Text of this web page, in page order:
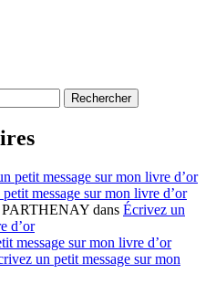
petit message sur mon livre d’or
message sur mon livre d’or
dans Écrivez un
d’or
message sur mon livre d’or
un petit message sur mon